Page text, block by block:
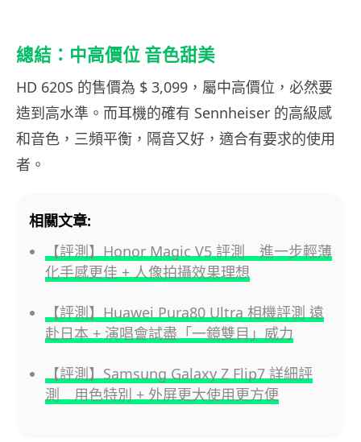
總結： 中高價位 音色甜美
HD 620S 的售價為 $ 3,099，屬中高價位，必然要
造到高水準。而耳機的確有 Sennheiser 的高級感
和音色，三頻平衡，隔音又好，適合有要求的使用
者。
相關文章:
【評測】Honor Magic V5 評測 進一步輕薄
化手感更佳 + 人像拍攝效果理想
【評測】Huawei Pura80 Ultra 相機評測 遠
赴日本 + 演唱會試盡「一鏡雙目」威力
【評測】Samsung Galaxy Z Flip7 詳細評
測 用色特別 + 外屏更大使用更方便